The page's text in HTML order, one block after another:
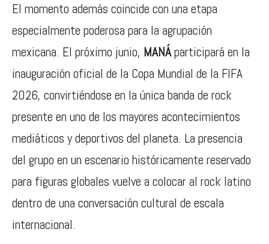
El momento además coincide con una etapa
especialmente poderosa para la agrupación
mexicana. El próximo junio, MANÁparticipará en la
inauguración oficial de la Copa Mundial de la FIFA
2026, convirtiéndose en la única banda de rock
presente en uno de los mayores acontecimientos
mediáticos y deportivos del planeta. La presencia
del grupo en un escenario históricamente reservado
para figuras globales vuelve a colocar al rock latino
dentro de una conversación cultural de escala
internacional.